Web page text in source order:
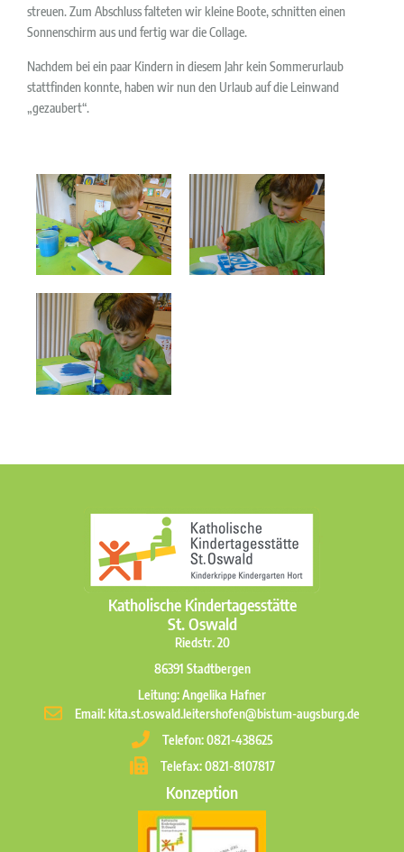
streuen. Zum Abschluss falteten wir kleine Boote, schnitten einen
Sonnenschirm aus und fertig war die Collage.
Nachdem bei ein paar Kindern in diesem Jahr kein Sommerurlaub
stattfinden konnte, haben wir nun den Urlaub auf die Leinwand
„gezaubert“.
Katholische Kindertagesstätte
St. Oswald
Riedstr. 20
86391 Stadtbergen
Leitung: Angelika Hafner
Email: kita.st.oswald.leitershofen@bistum-augsburg.de
Telefon: 0821-438625
Telefax: 0821-8107817
Konzeption